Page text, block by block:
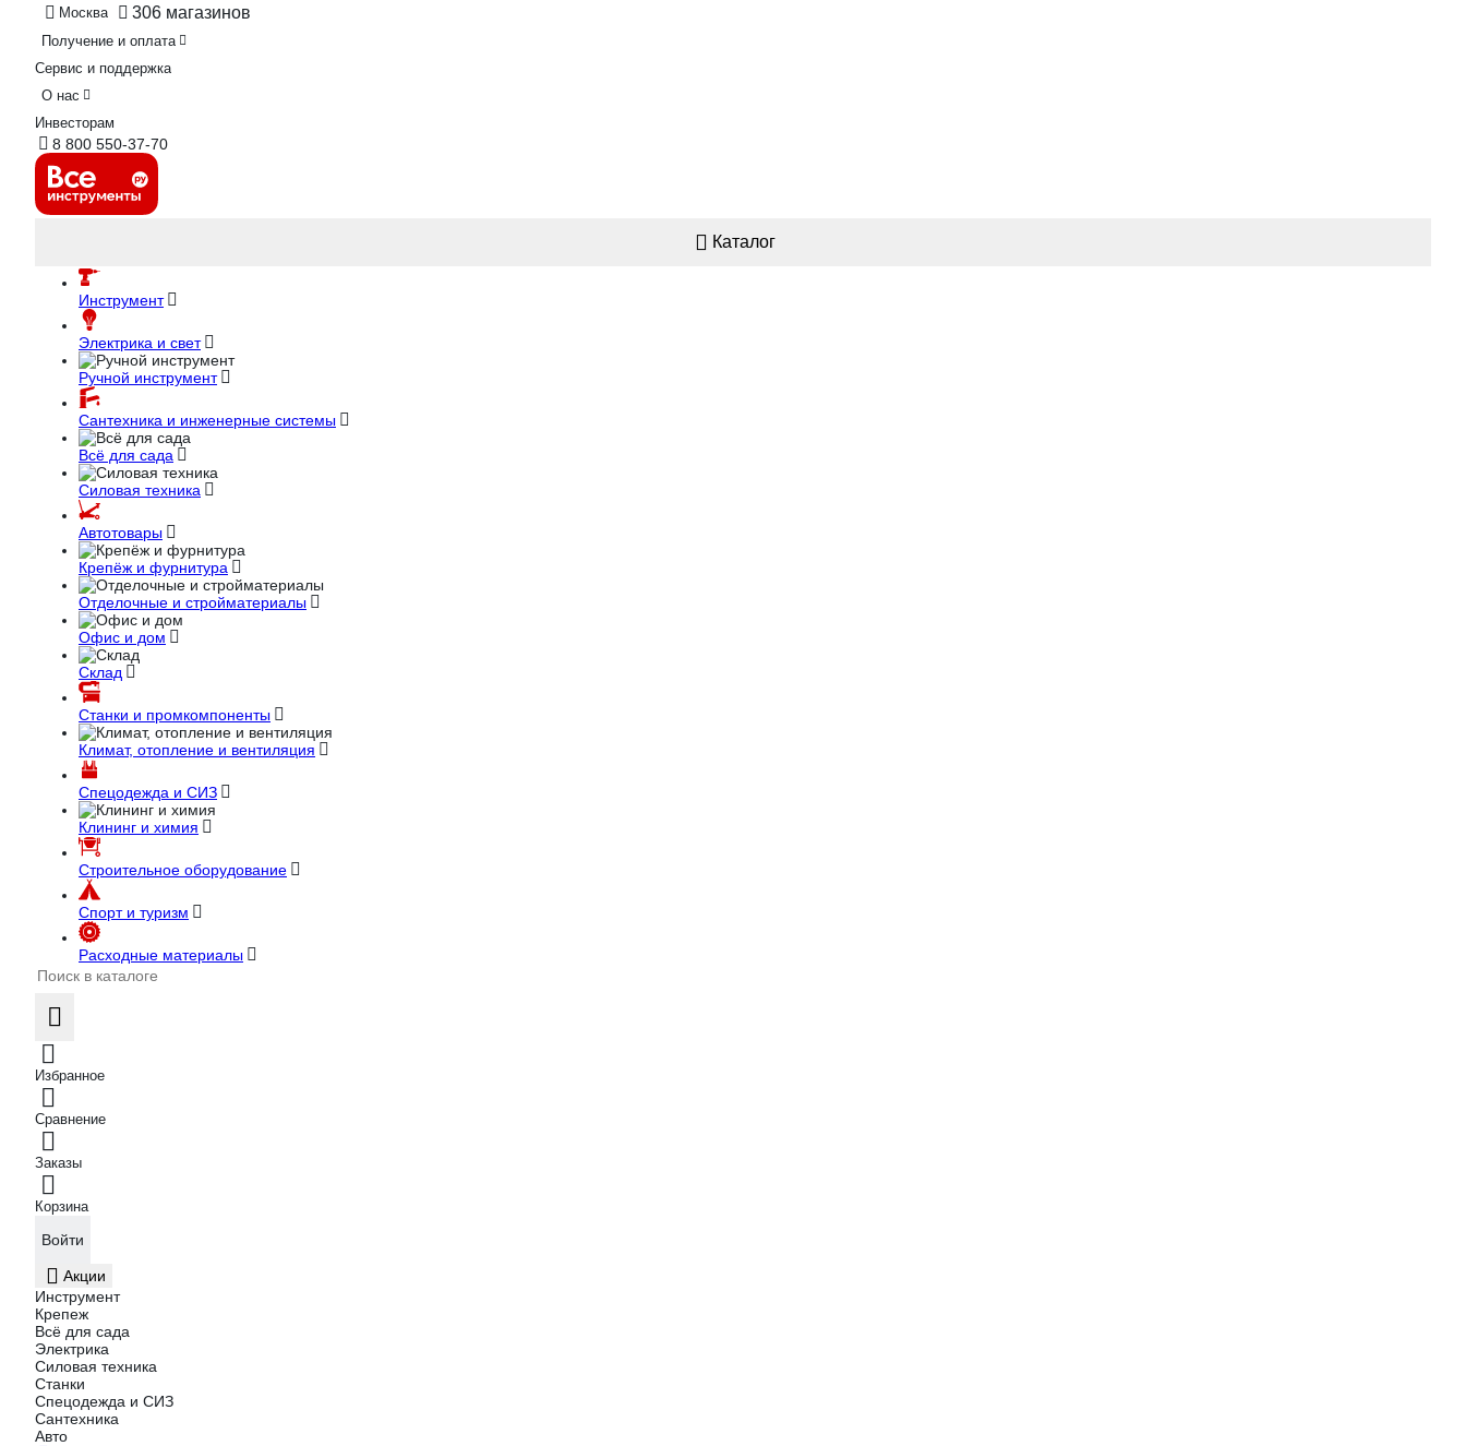
Москва 306 магазинов
Получение и оплата
Сервис и поддержка
О нас
Инвесторам
8 800 550-37-70
Каталог
Инструмент
Электрика и свет
Ручной инструмент
Сантехника и инженерные системы
Всё для сада
Силовая техника
Автотовары
Крепёж и фурнитура
Отделочные и стройматериалы
Офис и дом
Склад
Станки и промкомпоненты
Климат, отопление и вентиляция
Спецодежда и СИЗ
Клининг и химия
Строительное оборудование
Спорт и туризм
Расходные материалы
Избранное
Сравнение
Заказы
Корзина
Войти
Акции
Инструмент
Крепеж
Всё для сада
Электрика
Силовая техника
Станки
Спецодежда и СИЗ
Сантехника
Авто